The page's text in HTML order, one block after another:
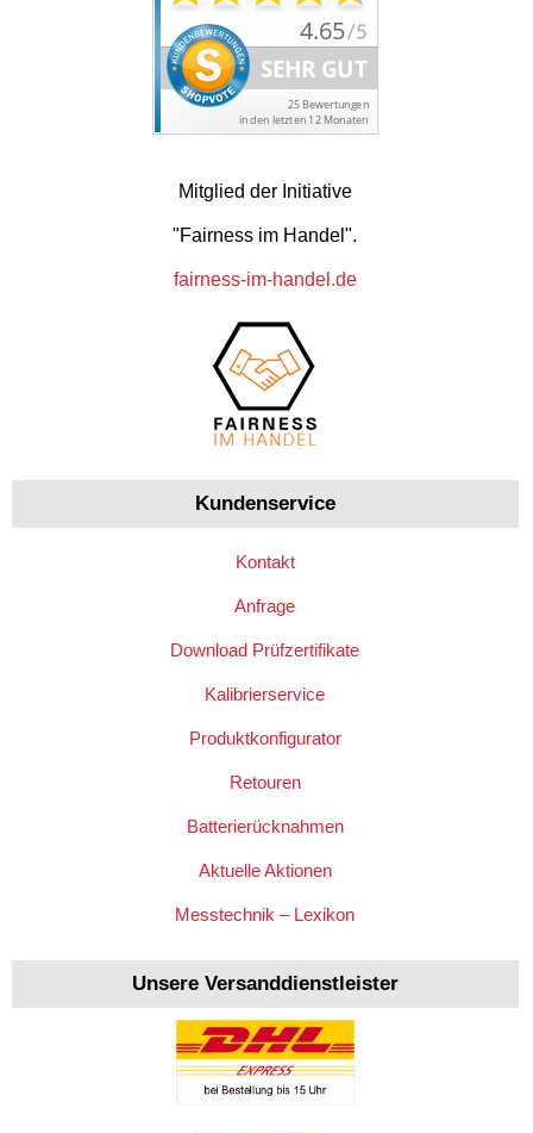
Mitglied der Initiative
"Fairness im Handel".
fairness-im-handel.de
Kundenservice
Kontakt
Anfrage
Download Prüfzertifikate
Kalibrierservice
Produktkonfigurator
Retouren
Batterierücknahmen
Aktuelle Aktionen
Messtechnik – Lexikon
Unsere Versanddienstleister